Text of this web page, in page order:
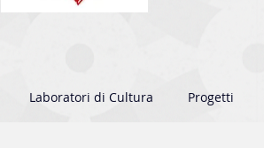
Laboratori di Cultura Progetti